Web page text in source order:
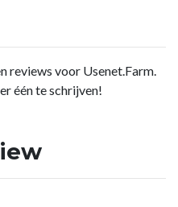
reviews voor Usenet.Farm.
één te schrijven!